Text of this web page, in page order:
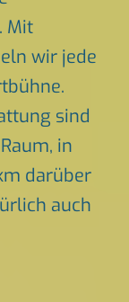
Mit
wir jede
sind
in
darüber
auch